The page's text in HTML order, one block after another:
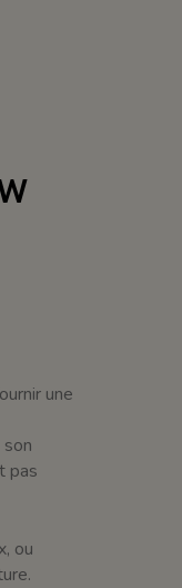
une
pas
ou